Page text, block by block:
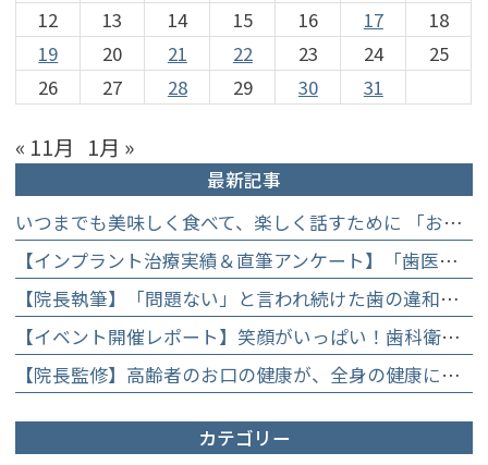
12
13 14 15 16 17
18
19
20 21 22 23 24
25
26
27 28 29 30 31
« 11月 1月 »
最新記事
いつまでも美味しく食べて、楽しく話すために 「お口からはじめる健康長寿教室」を開催します
【インプラント治療実績＆直筆アンケート】「歯医者が怖かった」トラウマを乗り越えて。70歳・介護士女性が手に入れた「晴れ晴れとした笑顔」と人生を支える噛み合わせ】
【院長執筆】「問題ない」と言われ続けた歯の違和感……60代女性が「80歳で20本の自前の歯」を守るために選んだ精密総合治療の全貌
【イベント開催レポート】笑顔がいっぱい！歯科衛生士×管理栄養士がお届けする「親子で楽しむむし歯になりにくいお菓子作り体験」】
【院長監修】高齢者のお口の健康が、全身の健康につながる理由。生涯おいしく食べるための「口内環境検査」とオーダーメイド予防】
カテゴリー